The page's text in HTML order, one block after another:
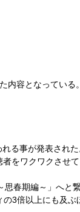
内容となっている
れる事が発表された
をワクワクさせて
思春期編～」へと
の3倍以上にも及ぶ